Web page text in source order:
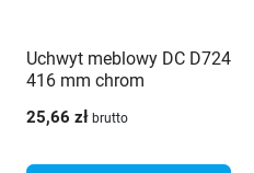
Uchwyt meblowy DC D724
416 mm chrom
25,66 zł brutto